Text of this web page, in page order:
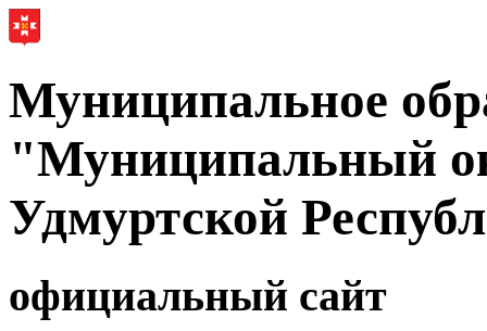
Муниципальное
"Муниципальный
Удмуртской
официальный сайт